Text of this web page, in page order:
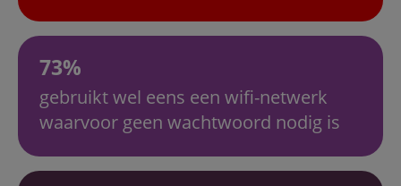
73%
gebruikt wel eens een wifi-netwerk
waarvoor geen wachtwoord nodig is